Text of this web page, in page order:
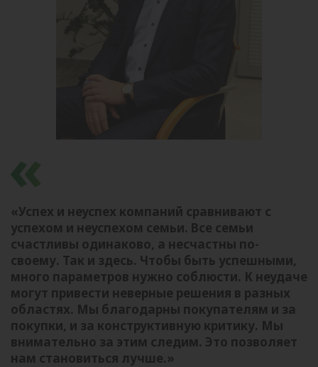
«Успех и неуспех компаний сравнивают с
успехом и неуспехом семьи. Все семьи
счастливы одинаково, а несчастны по-
своему. Так и здесь. Чтобы быть успешными,
много параметров нужно соблюсти. К неудаче
могут привести неверные решения в разных
областях. Мы благодарны покупателям и за
покупки, и за конструктивную критику. Мы
внимательно за этим следим. Это позволяет
нам становиться лучше.»